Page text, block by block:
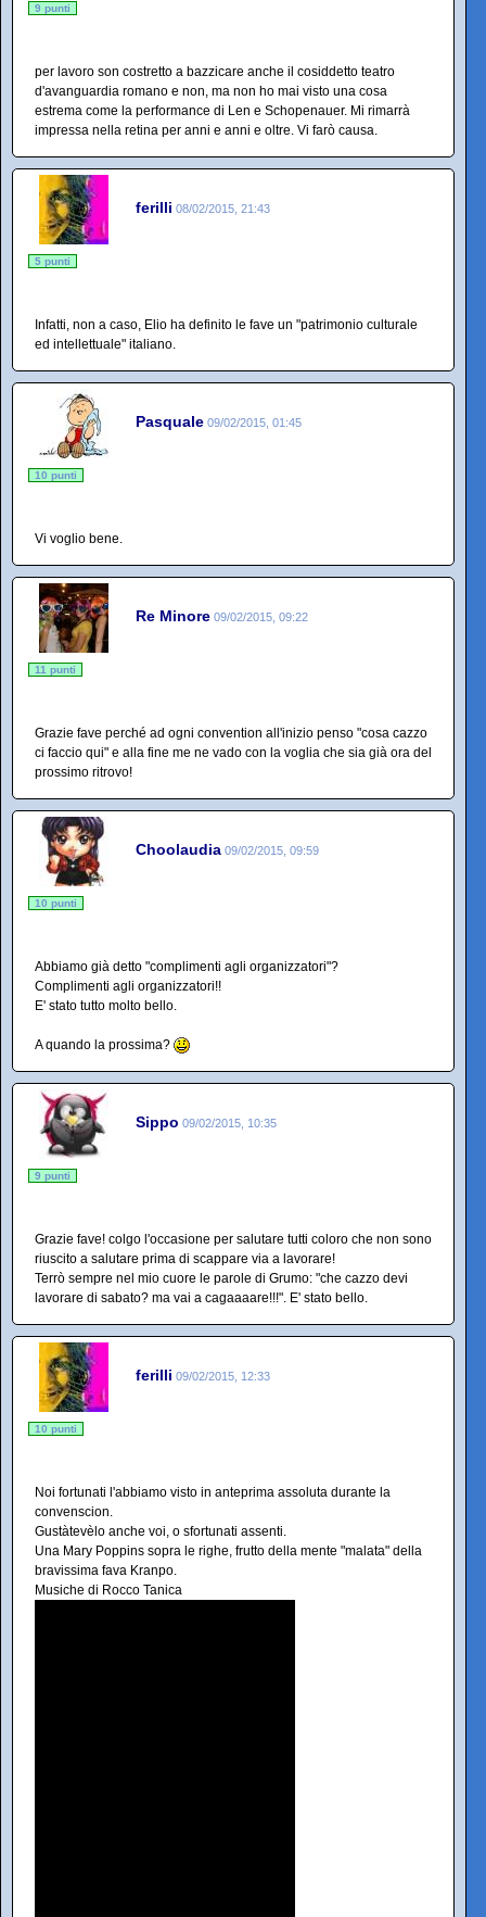
9 punti
per lavoro son costretto a bazzicare anche il cosiddetto teatro
d'avanguardia romano e non, ma non ho mai visto una cosa
estrema come la performance di Len e Schopenauer. Mi rimarrà
impressa nella retina per anni e anni e oltre. Vi farò causa.
ferilli 08/02/2015, 21:43
5 punti
Infatti, non a caso, Elio ha definito le fave un "patrimonio culturale
ed intellettuale" italiano.
Pasquale 09/02/2015, 01:45
10 punti
Vi voglio bene.
Re Minore 09/02/2015, 09:22
11 punti
Grazie fave perché ad ogni convention all'inizio penso "cosa cazzo
ci faccio qui" e alla fine me ne vado con la voglia che sia già ora del
prossimo ritrovo!
Choolaudia 09/02/2015, 09:59
10 punti
Abbiamo già detto "complimenti agli organizzatori"?
Complimenti agli organizzatori!!
E' stato tutto molto bello.
A quando la prossima?
Sippo 09/02/2015, 10:35
9 punti
Grazie fave! colgo l'occasione per salutare tutti coloro che non sono
riuscito a salutare prima di scappare via a lavorare!
Terrò sempre nel mio cuore le parole di Grumo: "che cazzo devi
lavorare di sabato? ma vai a cagaaaare!!!". E' stato bello.
ferilli 09/02/2015, 12:33
10 punti
Noi fortunati l'abbiamo visto in anteprima assoluta durante la
convenscion.
Gustàtevèlo anche voi, o sfortunati assenti.
Una Mary Poppins sopra le righe, frutto della mente "malata" della
bravissima fava Kranpo.
Musiche di Rocco Tanica